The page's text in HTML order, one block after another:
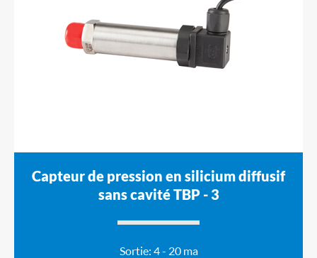
Capteur de pression en silicium diffusif
sans cavité TBP - 3
Sortie: 4 - 20 ma